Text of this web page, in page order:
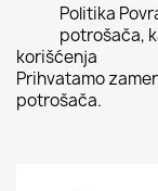
Politika
potrošača,
korišćenja
Prihvatamo
potrošača.